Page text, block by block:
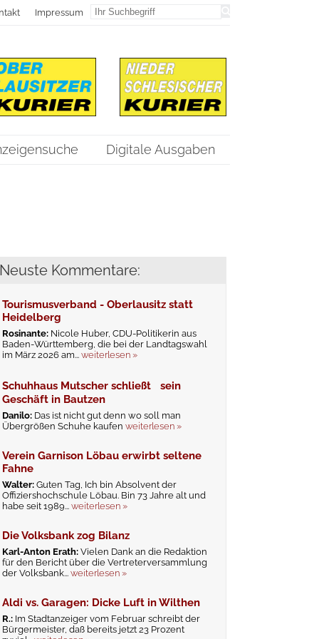
Impressum
Digitale Ausgaben
Neuste Kommentare:
Tourismusverband - Oberlausitz statt
Heidelberg
Rosinante: Nicole Huber, CDU-Politikerin aus
Baden-Württemberg, die bei der Landtagswahl
im März 2026 am...weiterlesen »
Schuhhaus Mutscher schließt sein
Geschäft in Bautzen
Danilo: Das ist nicht gut denn wo soll man
Übergrößen Schuhe kaufenweiterlesen »
Verein Garnison Löbau erwirbt seltene
Fahne
Walter:Guten Tag, Ich bin Absolvent der
Offiziershochschule Löbau. Bin 73 Jahre alt und
habe seit 1989...weiterlesen »
Die Volksbank zog Bilanz
Karl-Anton Erath:Vielen Dank an die Redaktion
für den Bericht über die Vertreterversammlung
der Volksbank...weiterlesen »
Aldi vs. Garagen: Dicke Luft in Wilthen
R.: Im Stadtanzeiger vom Februar schreibt der
Bürgermeister, daß bereits jetzt 23 Prozent